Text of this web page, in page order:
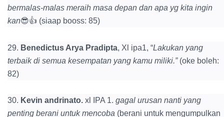
bermalas-malas meraih masa depan dan apa yg kita ingin
kan😎👍 (siaap booss: 85)
29. Benedictus Arya Pradipta, Xl ipa1, “Lakukan yang
terbaik di semua kesempatan yang kamu miliki.”(oke boleh:
82)
30. Kevin andrinato. xl IPA 1. gagal urusan nanti yang
penting berani untuk mencoba (berani untuk mengumpulkan